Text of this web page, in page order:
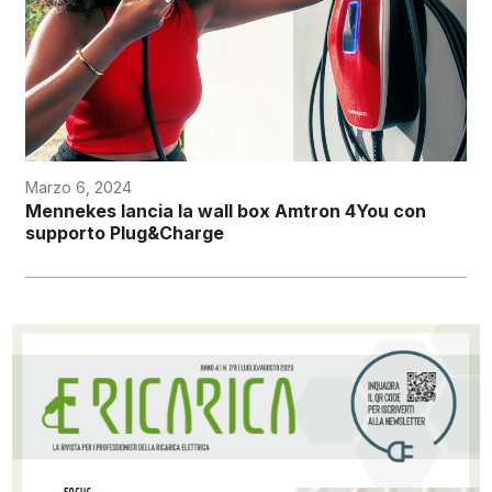
Marzo 6, 2024
Mennekes lancia la wall box Amtron 4You con
supporto Plug&Charge